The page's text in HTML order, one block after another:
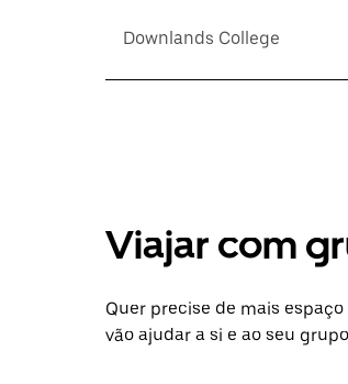
Downlands College
Viajar com
Quer precise de mais
vão ajudar a si e ao seu